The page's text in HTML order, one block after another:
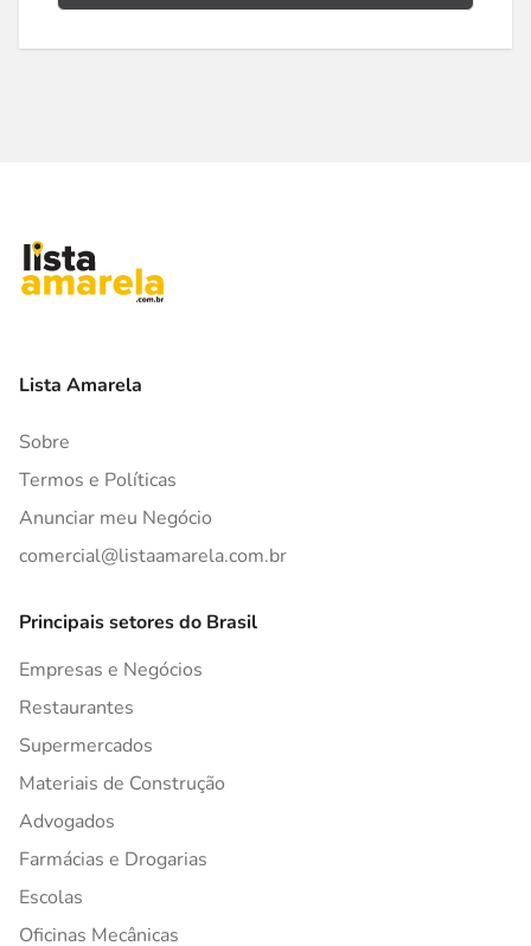
Lista Amarela
Sobre
Termos e Políticas
Anunciar meu Negócio
comercial@listaamarela.com.br
Principais setores do Brasil
Empresas e Negócios
Restaurantes
Supermercados
Materiais de Construção
Advogados
Farmácias e Drogarias
Escolas
Oficinas Mecânicas